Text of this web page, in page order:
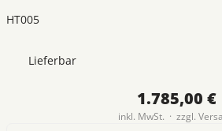
HT005
Lieferbar
1.785,00 €
inkl. MwSt. · zzgl.